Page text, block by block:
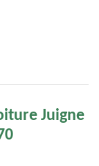
Juigne